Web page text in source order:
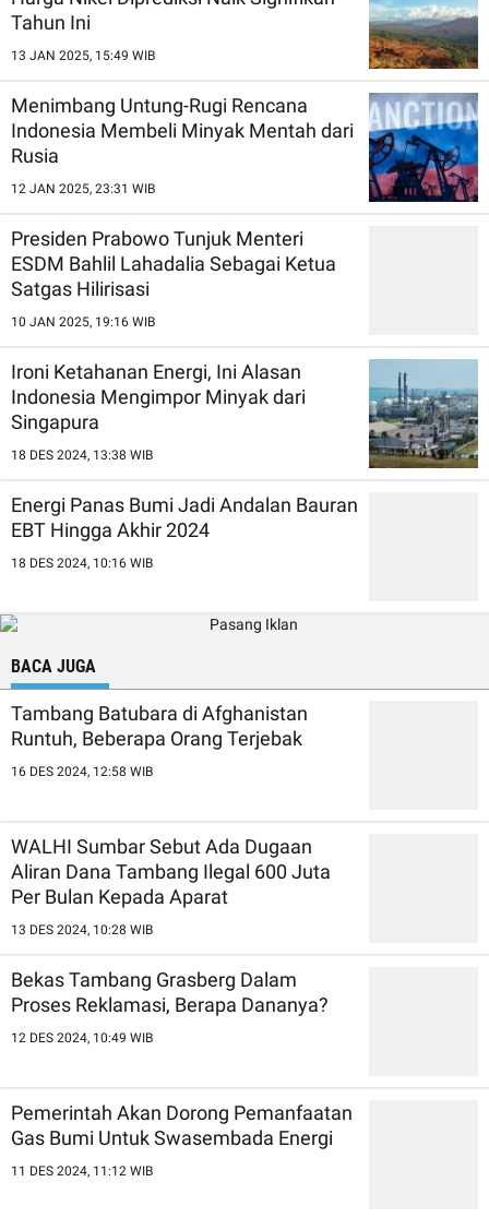
Tahun Ini
13 JAN 2025, 15:49 WIB
Menimbang Untung-Rugi Rencana
Indonesia Membeli Minyak Mentah dari
Rusia
12 JAN 2025, 23:31 WIB
Presiden Prabowo Tunjuk Menteri
ESDM Bahlil Lahadalia Sebagai Ketua
Satgas Hilirisasi
10 JAN 2025, 19:16 WIB
Ironi Ketahanan Energi, Ini Alasan
Indonesia Mengimpor Minyak dari
Singapura
18 DES 2024, 13:38 WIB
Energi Panas Bumi Jadi Andalan Bauran
EBT Hingga Akhir 2024
18 DES 2024, 10:16 WIB
BACA JUGA
Tambang Batubara di Afghanistan
Runtuh, Beberapa Orang Terjebak
16 DES 2024, 12:58 WIB
WALHI Sumbar Sebut Ada Dugaan
Aliran Dana Tambang Ilegal 600 Juta
Per Bulan Kepada Aparat
13 DES 2024, 10:28 WIB
Bekas Tambang Grasberg Dalam
Proses Reklamasi, Berapa Dananya?
12 DES 2024, 10:49 WIB
Pemerintah Akan Dorong Pemanfaatan
Gas Bumi Untuk Swasembada Energi
11 DES 2024, 11:12 WIB